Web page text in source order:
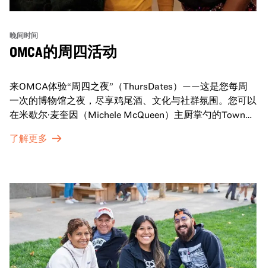
晚间时间
OMCA的周四活动
来OMCA体验“周四之夜”（ThursDates）——这是您每周
一次的博物馆之夜，尽享鸡尾酒、文化与社群氛围。您可以
在米歇尔·麦奎因（Michele McQueen）主厨掌勺的Town
探索那些在夜幕下焕发活力的展厅，那里将呈现快闪表演、
了解更多